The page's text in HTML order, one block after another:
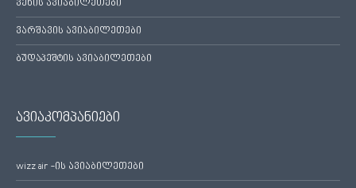
ვენის ავიაბილეთები
ვარშავის ავიაბილეთები
ბუდაპეშტის ავიაბილეთები
ავიაკომპანიები
wizz air -ის ავიაბილეთები